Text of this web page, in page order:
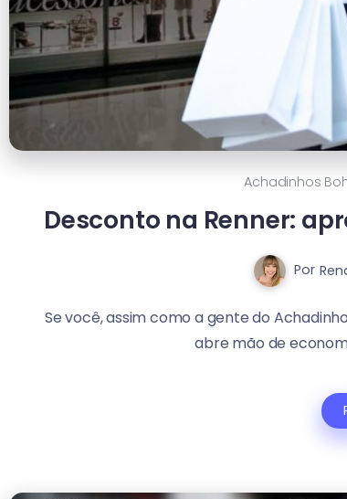
Achadinhos
Desconto na Renner:
Por
Se você, assim como a gente do
abre mão de